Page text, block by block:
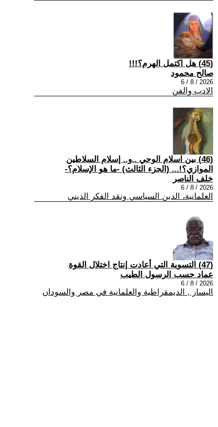
(45) هل اكتمل الهرم؟!!!
صالح محمود
2026 / 8 / 6
الادب والفن
(46) بين اسلام الوحي ..و.. إسلام السلاطين
الموازي؟!... (الجزء الثالث) -ما هو الإسلام؟-
خلف الناصر
2026 / 8 / 6
العلمانية، الدين السياسي ونقد الفكر الديني
(47) التسوية التي أعادت إنتاج اختلال القوة
عماد حسب الرسول الطيب
2026 / 8 / 6
اليسار , الديمقراطية والعلمانية في مصر والسودان